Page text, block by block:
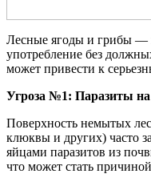
Лесные ягоды и грибы —
употребление без
может привести к
Угроза №1: Паразиты на
Поверхность немытых
клюквы и других) часто
яйцами паразитов из
что может стать